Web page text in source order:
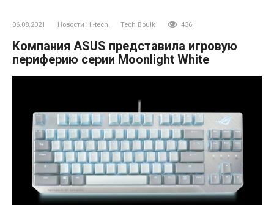
06.08.2021 Новости Hi-tech Tech Boulk 436
Компания ASUS представила игровую
периферию серии Moonlight White